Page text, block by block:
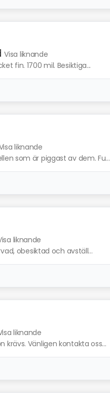
Visa liknande
fin. 1700 mil. Besiktiga...
liknande
som är piggast av dem. Fu...
liknande
obesiktad och avställ...
liknande
Vänligen kontakta oss...